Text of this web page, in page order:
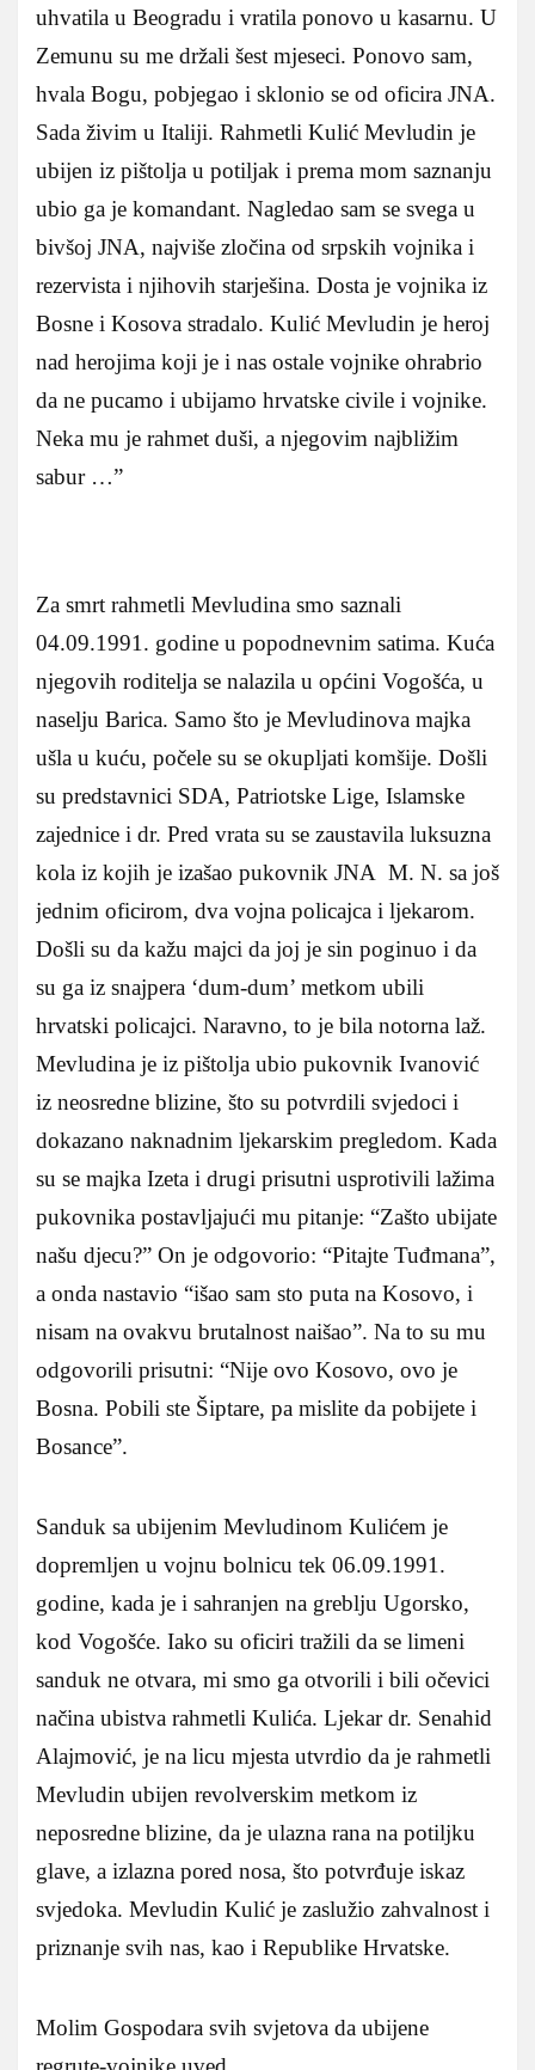
uhvatila u Beogradu i vratila ponovo u kasarnu. U
Zemunu su me držali šest mjeseci. Ponovo sam,
hvala Bogu, pobjegao i sklonio se od oficira JNA.
Sada živim u Italiji. Rahmetli Kulić Mevludin je
ubijen iz pištolja u potiljak i prema mom saznanju
ubio ga je komandant. Nagledao sam se svega u
bivšoj JNA, najviše zločina od srpskih vojnika i
rezervista i njihovih starješina. Dosta je vojnika iz
Bosne i Kosova stradalo. Kulić Mevludin je heroj
nad herojima koji je i nas ostale vojnike ohrabrio
da ne pucamo i ubijamo hrvatske civile i vojnike.
Neka mu je rahmet duši, a njegovim najbližim
sabur …”
Za smrt rahmetli Mevludina smo saznali
04.09.1991. godine u popodnevnim satima. Kuća
njegovih roditelja se nalazila u općini Vogošća, u
naselju Barica. Samo što je Mevludinova majka
ušla u kuću, počele su se okupljati komšije. Došli
su predstavnici SDA, Patriotske Lige, Islamske
zajednice i dr. Pred vrata su se zaustavila luksuzna
kola iz kojih je izašao pukovnik JNA M. N. sa još
jednim oficirom, dva vojna policajca i ljekarom.
Došli su da kažu majci da joj je sin poginuo i da
su ga iz snajpera ‘dum-dum’ metkom ubili
hrvatski policajci. Naravno, to je bila notorna laž.
Mevludina je iz pištolja ubio pukovnik Ivanović
iz neosredne blizine, što su potvrdili svjedoci i
dokazano naknadnim ljekarskim pregledom. Kada
su se majka Izeta i drugi prisutni usprotivili lažima
pukovnika postavljajući mu pitanje: “Zašto ubijate
našu djecu?” On je odgovorio: “Pitajte Tuđmana”,
a onda nastavio “išao sam sto puta na Kosovo, i
nisam na ovakvu brutalnost naišao”. Na to su mu
odgovorili prisutni: “Nije ovo Kosovo, ovo je
Bosna. Pobili ste Šiptare, pa mislite da pobijete i
Bosance”.
Sanduk sa ubijenim Mevludinom Kulićem je
dopremljen u vojnu bolnicu tek 06.09.1991.
godine, kada je i sahranjen na greblju Ugorsko,
kod Vogošće. Iako su oficiri tražili da se limeni
sanduk ne otvara, mi smo ga otvorili i bili očevici
načina ubistva rahmetli Kulića. Ljekar dr. Senahid
Alajmović, je na licu mjesta utvrdio da je rahmetli
Mevludin ubijen revolverskim metkom iz
neposredne blizine, da je ulazna rana na potiljku
glave, a izlazna pored nosa, što potvrđuje iskaz
svjedoka. Mevludin Kulić je zaslužio zahvalnost i
priznanje svih nas, kao i Republike Hrvatske.
Molim Gospodara svih svjetova da ubijene